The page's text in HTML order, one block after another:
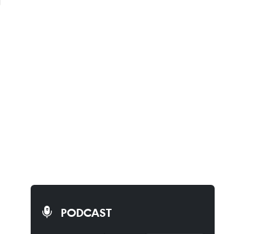
PODCAST